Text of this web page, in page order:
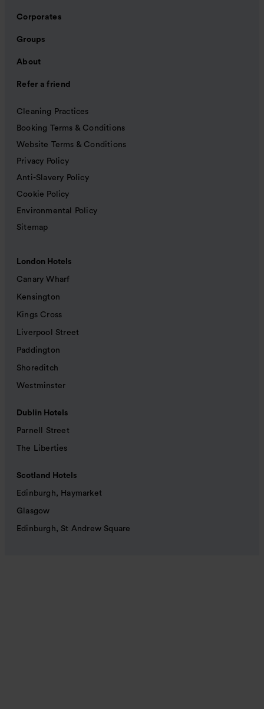
Corporates
Groups
About
Refer a friend
Cleaning Practices
Booking Terms & Conditions
Website Terms & Conditions
Privacy Policy
Anti-Slavery Policy
Cookie Policy
Environmental Policy
Sitemap
London Hotels
Canary Wharf
Kensington
Kings Cross
Liverpool Street
Paddington
Shoreditch
Westminster
Dublin Hotels
Parnell Street
The Liberties
Scotland Hotels
Edinburgh, Haymarket
Glasgow
Edinburgh, St Andrew Square